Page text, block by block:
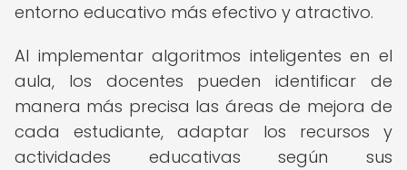
entorno educativo más efectivo y atractivo.
Al implementar algoritmos inteligentes en el
aula, los docentes pueden identificar de
manera más precisa las áreas de mejora de
cada estudiante, adaptar los recursos y
actividades educativas según sus